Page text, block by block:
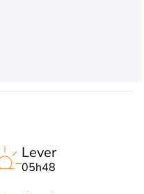
Lever
05h48